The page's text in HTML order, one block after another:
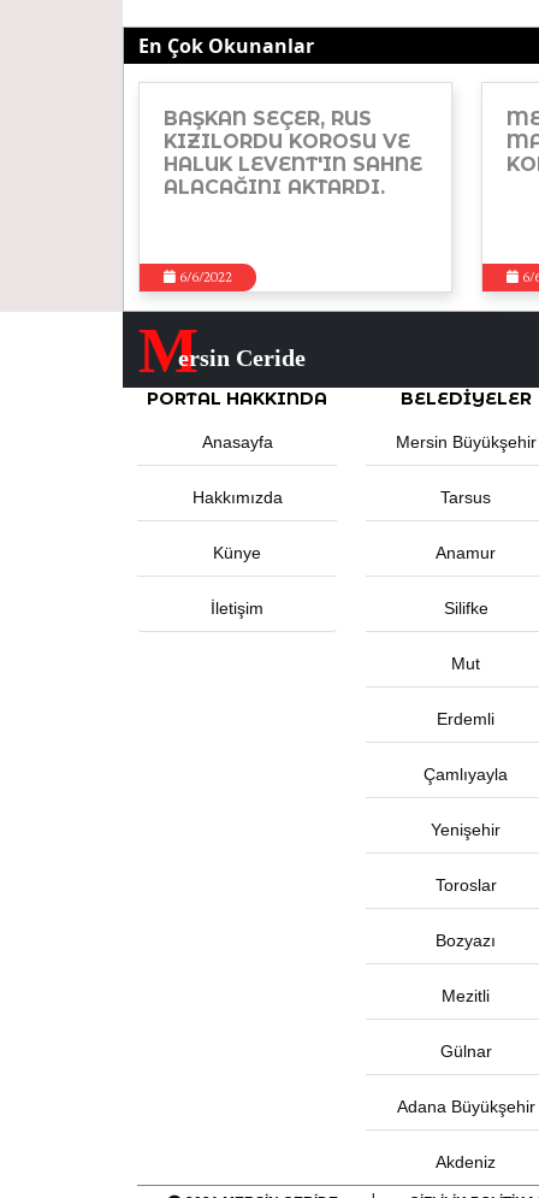
En Çok Okunanlar
BAŞKAN SEÇER, RUS
KIZILORDU KOROSU VE
HALUK LEVENT'IN SAHNE
ALACAĞINI AKTARDI.
6/6/2022 6/
Mersin Ceride
PORTAL HAKKINDA
Anasayfa
Hakkımızda
Künye
İletişim
BELEDIYELER
Mersin Büyükşehir
Tarsus
Anamur
Silifke
Mut
Erdemli
Çamlıyayla
Yenişehir
Toroslar
Bozyazı
Mezitli
Gülnar
Adana Büyükşehir
Akdeniz